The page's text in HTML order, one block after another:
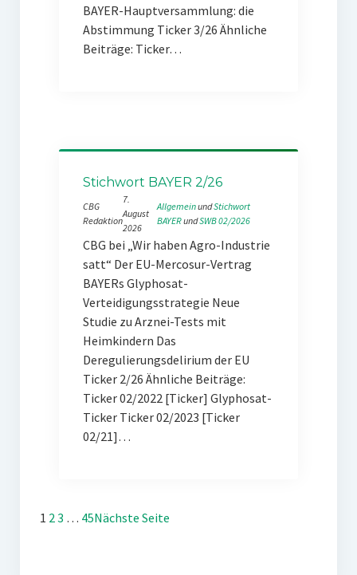
BAYER-Hauptversammlung: die
Abstimmung Ticker 3/26 Ähnliche
Beiträge: Ticker…
Stichwort BAYER 2/26
CBG
Redaktion
7.
August
2026
Allgemein und Stichwort
BAYER und SWB 02/2026
CBG bei „Wir haben Agro-Industrie
satt“ Der EU-Mercosur-Vertrag
BAYERs Glyphosat-
Verteidigungsstrategie Neue
Studie zu Arznei-Tests mit
Heimkindern Das
Deregulierungsdelirium der EU
Ticker 2/26 Ähnliche Beiträge:
Ticker 02/2022 [Ticker] Glyphosat-
Ticker Ticker 02/2023 [Ticker
02/21]…
1 23 … 45Nächste Seite